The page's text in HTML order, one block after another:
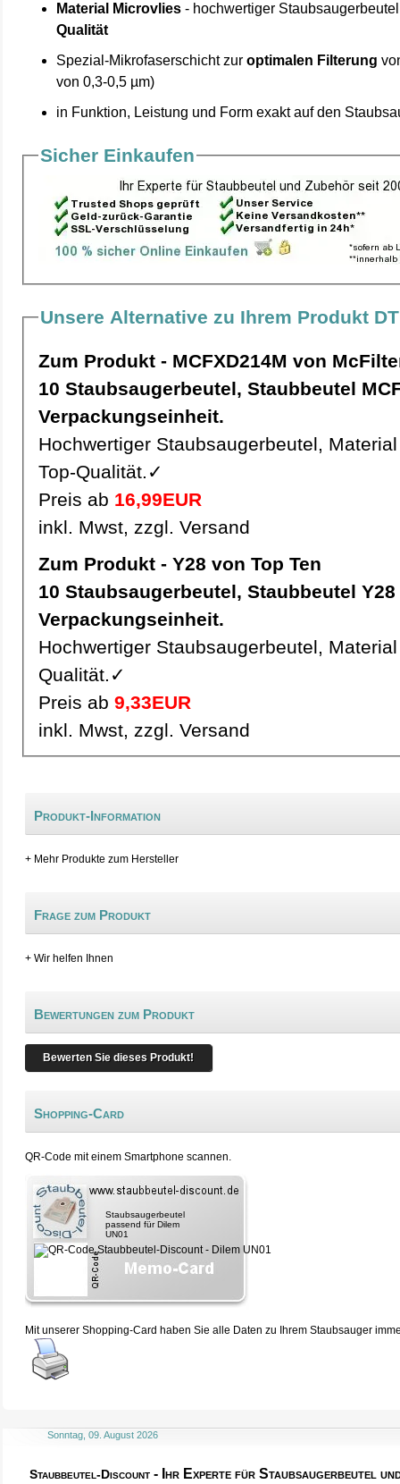
Material Microvlies - hochwertiger
Qualität
Spezial-Mikrofaserschicht zuroptimalen Filterung
von 0,3-0,5 µm)
in Funktion, Leistung und Form exakt auf den
Sicher Einkaufen
Unsere Alternative zu Ihrem Produkt
Zum Produkt - MCFXD214M von
10 Staubsaugerbeutel, Staubbeutel MCFXD214M pro
Verpackungseinheit.
Hochwertiger Staubsaugerbeutel,
Top-Qualität.✓
Preis ab 16,99EUR
inkl. Mwst, zzgl. Versand
Zum Produkt - Y28 von Top Ten
10 Staubsaugerbeutel, Staubbeutel Y28 pro
Verpackungseinheit.
Hochwertiger Staubsaugerbeutel,
Qualität.✓
Preis ab 9,33EUR
inkl. Mwst, zzgl. Versand
Produkt-Information
+ Mehr Produkte zum Hersteller
Frage zum Produkt
+ Wir helfen Ihnen
Bewertungen zum Produkt
Bewerten Sie dieses Produkt!
Shopping-Card
QR-Code mit einem Smartphone scannen.
Staubsaugerbeutel
passend für Dilem
UN01
Mit unserer Shopping-Card haben Sie alle Daten zu Ihrem Staubsauger
Sonntag, 09. August 2026
Staubbeutel-Discount - Ihr Experte für Staubsaugerbeutel